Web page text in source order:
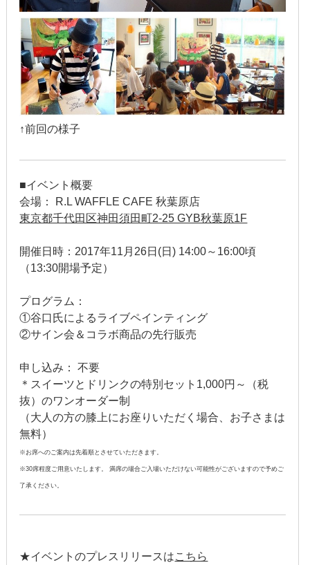
2019年4月
2019年3月
2019年2月
2018年10月
2018年6月
2018年4月
2018年3月
2018年2月
2017年12月
↑前回の様子
■イベント概要
会場： R.L WAFFLE CAFE 秋葉原店
東京都千代田区神田須田町2-25 GYB秋葉原1F
開催日時：2017年11月26日(日) 14:00～16:00頃
（13:30開場予定）
プログラム：
①谷口氏によるライブペインティング
②サイン会＆コラボ商品の先行販売
申し込み： 不要
＊スイーツとドリンクの特別セット1,000円～（税
抜）のワンオーダー制
（大人の方の膝上にお座りいただく場合、お子さまは
無料）
※お席へのご案内は先着順とさせていただきます。
※30席程度ご用意いたします。 満席の場合ご入場いただけない可能性がございますので予めご
了承ください。
★イベントのプレスリリースはこちら